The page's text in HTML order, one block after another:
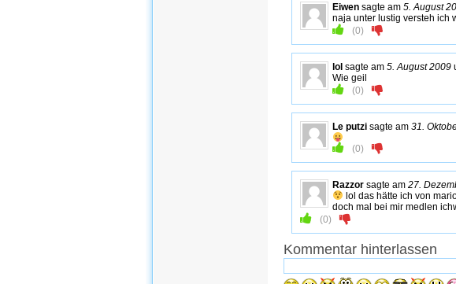
Eiwen sagte am 5. August
naja unter lustig versteh ich
(0)
lol sagte am 5. August 2009
Wie geil
(0)
Le putzi sagte am 31.
(0)
Razzor sagte am 27.
lol das hätte ich von
doch mal bei mir medlen
(0)
Kommentar hinterlassen